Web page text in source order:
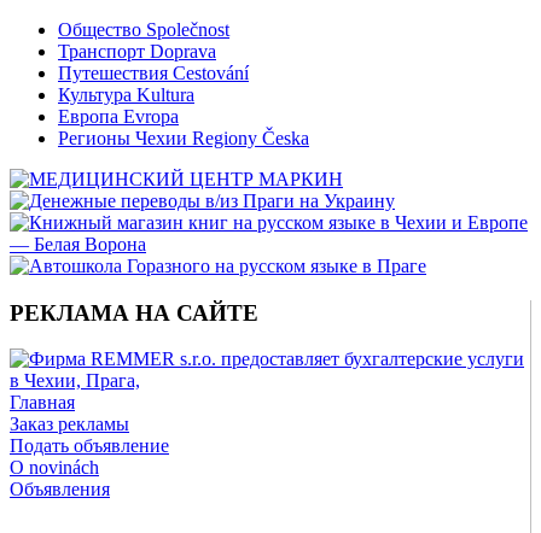
Общество Společnost
Транспорт Doprava
Путешествия Cestování
Культура Kultura
Европа Evropa
Регионы Чехии Regiony Česka
РЕКЛАМА НА САЙТЕ
Главная
Заказ рекламы
Подать объявление
O novinách
Объявления